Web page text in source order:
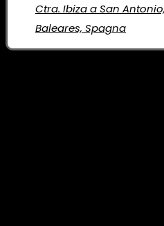
Ctra. Ibiza a San
Baleares, Spagna